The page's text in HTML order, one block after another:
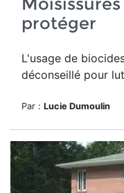
protéger
L'usage de
déconseillé pour
Par : Lucie Dumoulin